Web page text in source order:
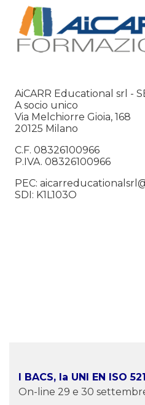
I BACS, la UNI EN ISO
On-line 29 e 30
AiCARR Educational srl -
A socio unico
Via Melchiorre Gioia, 168
20125 Milano
C.F. 08326100966
P.IVA. 08326100966
PEC:
SDI: K1L103O